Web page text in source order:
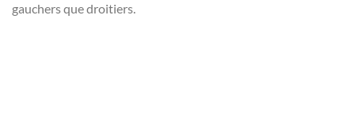
gauchers que droitiers.